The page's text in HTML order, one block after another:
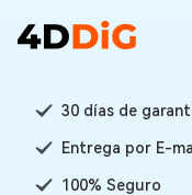
30 días de
Entrega por E-
100% Seguro